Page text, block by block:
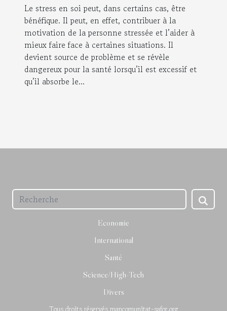
Le stress en soi peut, dans certains cas, être
bénéfique. Il peut, en effet, contribuer à la
motivation de la personne stressée et l’aider à
mieux faire face à certaines situations. Il
devient source de problème et se révèle
dangereux pour la santé lorsqu’il est excessif et
qu’il absorbe le...
Economie
International
Santé
Science/High-Tech
Divers